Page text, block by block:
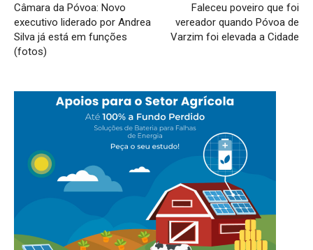
Câmara da Póvoa: Novo
executivo liderado por Andrea
Silva já está em funções
(fotos)
Faleceu poveiro que foi
vereador quando Póvoa de
Varzim foi elevada a Cidade